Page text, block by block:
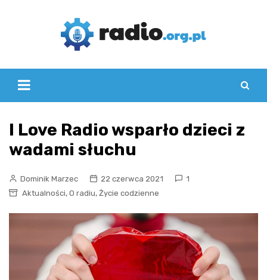
I Love Radio wsparło dzieci z
wadami słuchu
Dominik Marzec 22 czerwca 2021
1
Aktualności, O radiu, Życie codzienne